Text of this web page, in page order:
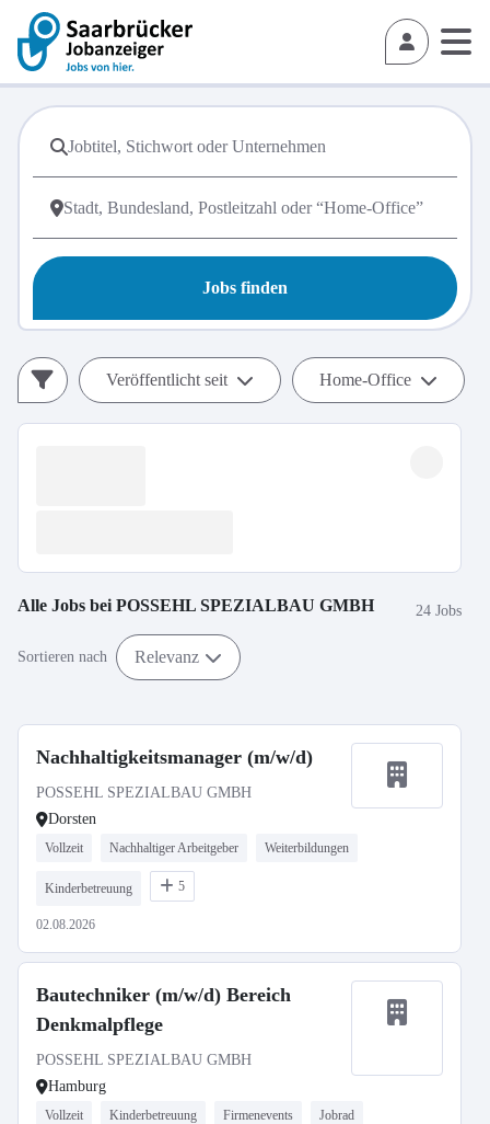
Jobs finden
Veröffentlicht seit Home-Office
Alle Jobs bei POSSEHL SPEZIALBAU GMBH 24 Jobs
Sortieren nach Relevanz
Nachhaltigkeitsmanager (m/w/d)
POSSEHL SPEZIALBAU GMBH
Dorsten
Vollzeit Nachhaltiger Arbeitgeber Weiterbildungen
Kinderbetreuung 5
02.08.2026
Bautechniker (m/w/d) Bereich
Denkmalpflege
POSSEHL SPEZIALBAU GMBH
Hamburg
Vollzeit Kinderbetreuung Firmenevents Jobrad